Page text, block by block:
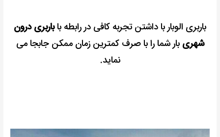
باربری الوبار با داشتن تجربه کافی در رابطه باباربری درون
شهریبار شما را با صرف کمترین زمان ممکن جابجا می
نماید.